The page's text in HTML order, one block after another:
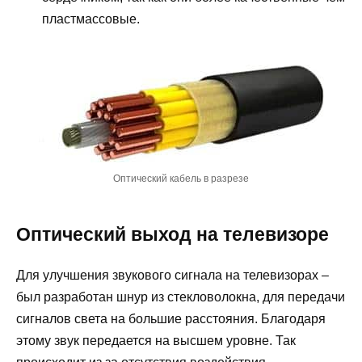
пластмассовые.
Оптический кабель в разрезе
Оптический выход на телевизоре
Для улучшения звукового сигнала на телевизорах –
был разработан шнур из стекловолокна, для передачи
сигналов света на большие расстояния. Благодаря
этому звук передается на высшем уровне. Так